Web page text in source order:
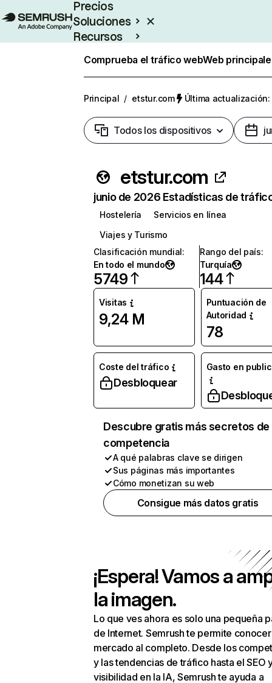
Precios
Soluciones
Recursos
Comprueba el tráfico webWeb
Principal / etstur.com Última
Todos los dispositivos
etstur.com
junio de 2026 Estadísticas de
Hostelería
Servicios en línea
Viajes y Turismo
Clasificación mundial:
En todo el mundo
5749
Rango del país:
Turquía
144
Visitas
9,24 M
Puntuación de
Autoridad
78
Coste del tráfico
Desbloquear
Gasto en
Descubre gratis más secretos de
competencia
A qué palabras clave se dirigen
Sus páginas más importantes
Cómo monetizan su web
Consigue más datos gratis
¡Espera! Vamos a
la imagen.
Lo que ves ahora es solo una pequeña
de Internet. Semrush te permite
mercado al completo. Desde los
y las tendencias de tráfico hasta el SEO
visibilidad en la IA, Semrush te ayuda a